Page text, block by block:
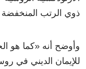
ذوي الرتب
وأوضح أنه «كما هو
للإيمان الديني في